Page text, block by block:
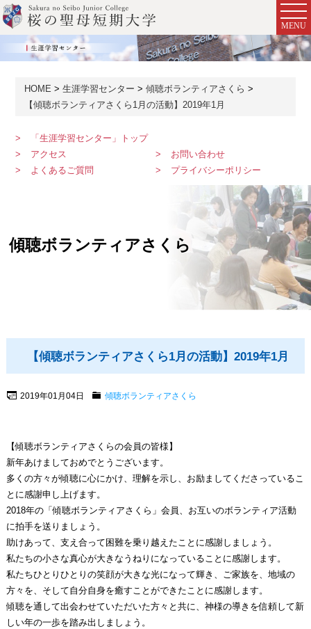
MENU
HOME 生涯学習センター
傾聴ボランティアさくら
【傾聴ボランティアさくら1月の活動】2019年1月
「生涯学習センター」トップ
アクセス
お問い合わせ
よくあるご質問
プライバシーポリシー
傾聴ボランティアさくら
【傾聴ボランティアさくら1月の活動】2019年1月
2019年01月04日 傾聴ボランティアさくら
【傾聴ボランティアさくらの会員の皆様】
新年あけましておめでとうございます。
多くの方々が傾聴に心にかけ、理解を示し、お励ましてくださっているこ
とに感謝申し上げます。
2018年の「傾聴ボランティアさくら」会員、お互いのボランティア活動
に拍手を送りましょう。
助けあって、支え合って困難を乗り越えたことに感謝しましょう。
私たちの小さな真心が大きなうねりになっていることに感謝します。
私たちひとりひとりの笑顔が大きな光になって輝き、ご家族を、地域の
方々を、そして自分自身を癒すことができたことに感謝します。
傾聴を通して出会わせていただいた方々と共に、神様の導きを信頼して新
しい年の一歩を踏み出しましょう。